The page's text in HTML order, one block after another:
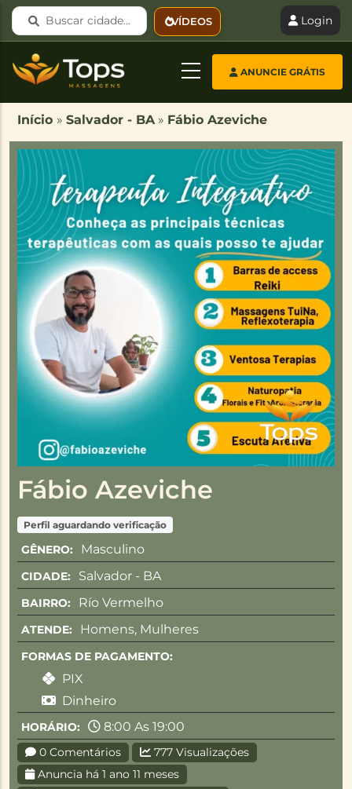
Pular para o conteúdo principal
Buscar cidade... VÍDEOS Login
ANUNCIE GRÁTIS
Início » Salvador - BA » Fábio Azeviche
Fábio Azeviche
Perfil aguardando verificação
GÊNERO: Masculino
CIDADE: Salvador - BA
BAIRRO: Río Vermelho
ATENDE: Homens, Mulheres
FORMAS DE PAGAMENTO:
PIX
Dinheiro
HORÁRIO: 8:00 As 19:00
0 Comentários
777 Visualizações
Anuncia há 1 ano 11 meses